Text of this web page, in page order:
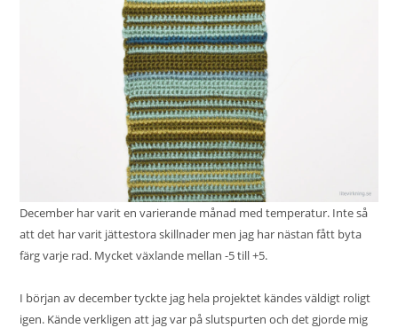
December har varit en varierande månad med temperatur. Inte så
att det har varit jättestora skillnader men jag har nästan fått byta
färg varje rad. Mycket växlande mellan -5 till +5.
I början av december tyckte jag hela projektet kändes väldigt roligt
igen. Kände verkligen att jag var på slutspurten och det gjorde mig